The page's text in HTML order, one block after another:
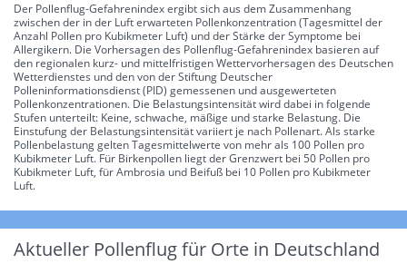
Der Pollenflug-Gefahrenindex ergibt sich aus dem Zusammenhang
zwischen der in der Luft erwarteten Pollenkonzentration (Tagesmittel der
Anzahl Pollen pro Kubikmeter Luft) und der Stärke der Symptome bei
Allergikern. Die Vorhersagen des Pollenflug-Gefahrenindex basieren auf
den regionalen kurz- und mittelfristigen Wettervorhersagen des Deutschen
Wetterdienstes und den von der Stiftung Deutscher
Polleninformationsdienst (PID) gemessenen und ausgewerteten
Pollenkonzentrationen. Die Belastungsintensität wird dabei in folgende
Stufen unterteilt: Keine, schwache, mäßige und starke Belastung. Die
Einstufung der Belastungsintensität variiert je nach Pollenart. Als starke
Pollenbelastung gelten Tagesmittelwerte von mehr als 100 Pollen pro
Kubikmeter Luft. Für Birkenpollen liegt der Grenzwert bei 50 Pollen pro
Kubikmeter Luft, für Ambrosia und Beifuß bei 10 Pollen pro Kubikmeter
Luft.
Aktueller Pollenflug für Orte in Deutschland